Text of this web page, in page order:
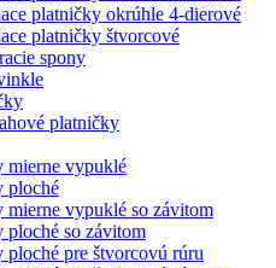
platničky okrúhle 4-dierové
platničky štvorcové
spony
platničky
mierne vypuklé
ploché
mierne vypuklé so závitom
so závitom
pre štvorcovú rúru